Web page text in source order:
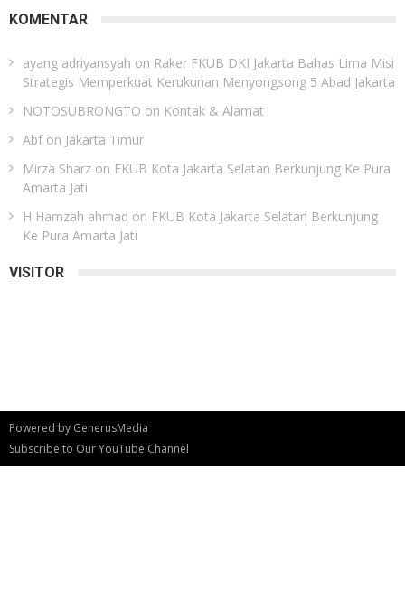
KOMENTAR
ayang adriyansyah on Raker FKUB DKI Jakarta Bahas Lima Misi
Strategis Memperkuat Kerukunan Menyongsong 5 Abad Jakarta
NOTOSUBRONGTO on Kontak & Alamat
Abfon Jakarta Timur
Mirza Sharz on FKUB Kota Jakarta Selatan Berkunjung Ke Pura
Amarta Jati
H Hamzah ahmad on FKUB Kota Jakarta Selatan Berkunjung
Ke Pura Amarta Jati
VISITOR
Powered by GenerusMedia
Subscribe to Our YouTube Channel